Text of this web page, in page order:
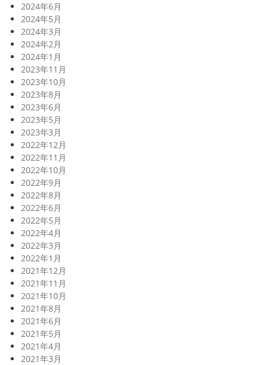
2024年6月
2024年5月
2024年3月
2024年2月
2024年1月
2023年11月
2023年10月
2023年8月
2023年6月
2023年5月
2023年3月
2022年12月
2022年11月
2022年10月
2022年9月
2022年8月
2022年6月
2022年5月
2022年4月
2022年3月
2022年1月
2021年12月
2021年11月
2021年10月
2021年8月
2021年6月
2021年5月
2021年4月
2021年3月